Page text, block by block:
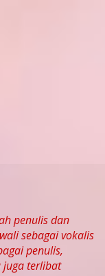
penulis dan
sebagai vokalis
penulis,
juga terlibat